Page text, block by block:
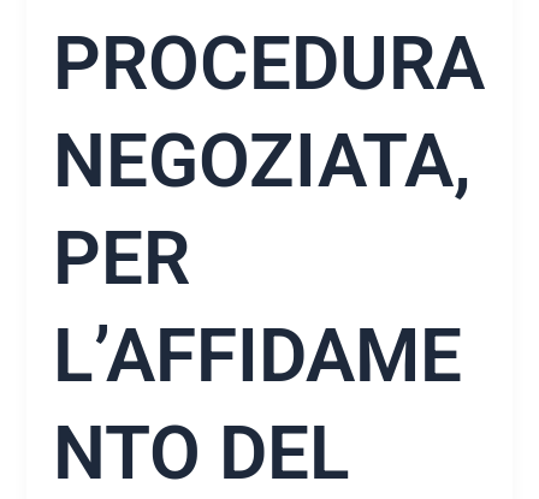
PROCEDURA
NEGOZIATA,
PER
L’AFFIDAME
NTO DEL